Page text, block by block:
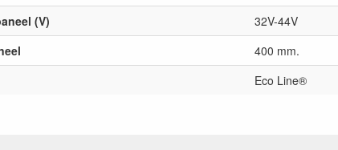
(V)
32V-44V
400 mm.
Eco Line®